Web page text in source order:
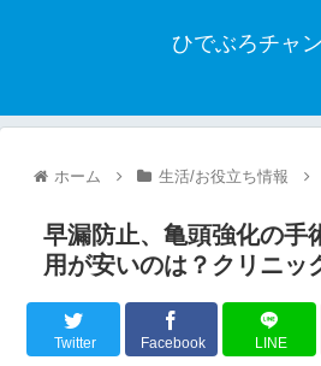
ひでぶろチャ
ホーム 生活/お役立ち情報
早漏防止、亀頭強化の手
用が安いのは？クリニッ
Twitter Facebook LINE